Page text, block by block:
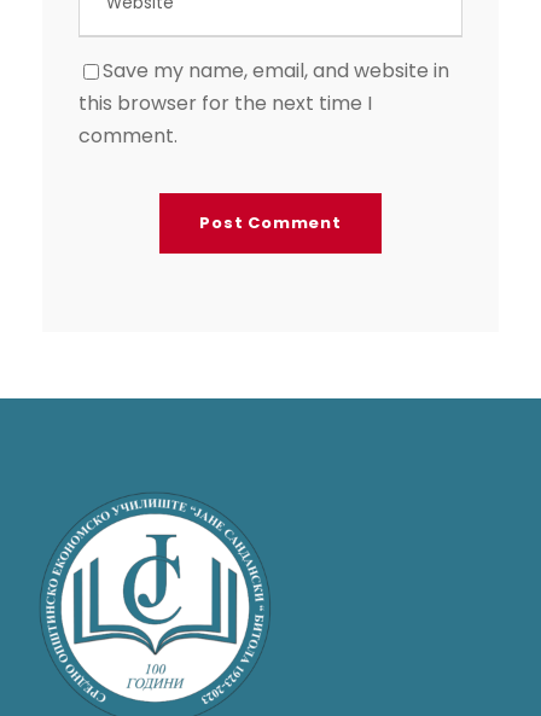
Save my name, email, and website in
this browser for the next time I
comment.